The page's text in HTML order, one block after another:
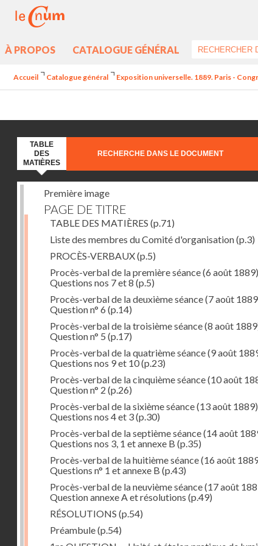
À PROPOS CATALOGUE GÉNÉRAL
Accueil Catalogue général Exposition universelle. 1889. Paris -
TABLE
DES
MATIÈRES
RECHERCHE DANS LE DOCUMENT
Première image
PAGE DE TITRE
TABLE DES MATIÈRES (p.71)
Liste des membres du Comité d'organisation(p.3)
PROCÈS-VERBAUX(p.5)
Procès-verbal de la première séance (6 août
Questions nos 7 et 8 (p.5)
Procès-verbal de la deuxième séance (7 août
Question n° 6 (p.14)
Procès-verbal de la troisième séance (8 août
Question n° 5 (p.17)
Procès-verbal de la quatrième séance (9 août
Questions nos 9 et 10(p.23)
Procès-verbal de la cinquième séance (10 août
Question n° 2 (p.26)
Procès-verbal de la sixième séance (13 août
Questions nos 4 et 3(p.30)
Procès-verbal de la septième séance (14 août
Questions nos 3, 1 et annexe B (p.35)
Procès-verbal de la huitième séance (16 août
Questions n° 1 et annexe B (p.43)
Procès-verbal de la neuvième séance (17 août
Question annexe A et résolutions (p.49)
RÉSOLUTIONS (p.54)
Préambule(p.54)